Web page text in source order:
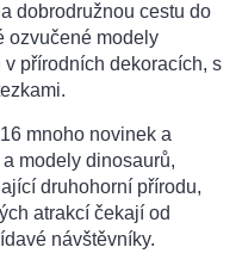
dobrodružnou cestu do
ozvučené modely
přírodních dekoracích, s
mnoho novinek a
modely dinosaurů,
druhohorní přírodu,
atrakcí čekají od
návštěvníky.